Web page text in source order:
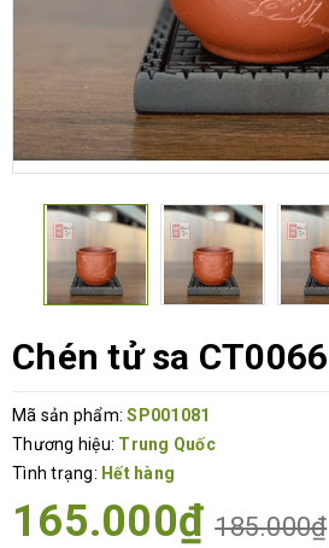
Chén tử sa CT0066
Mã sản phẩm: SP001081
Thương hiệu: Trung Quốc
Tình trạng: Hết hàng
165.000₫ 185.000₫